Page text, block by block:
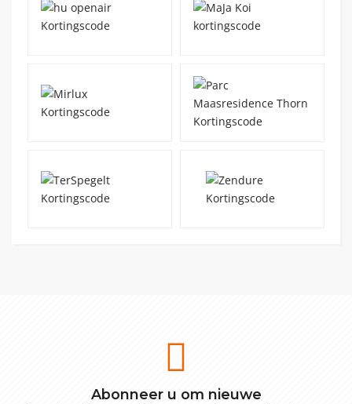
Abonneer u om nieuwe